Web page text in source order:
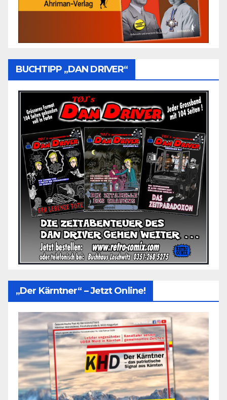
BUCHTIPP „DAN DRIVER“
„Der Kärntner“ – Jetzt Online!